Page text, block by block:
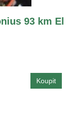
93 km El